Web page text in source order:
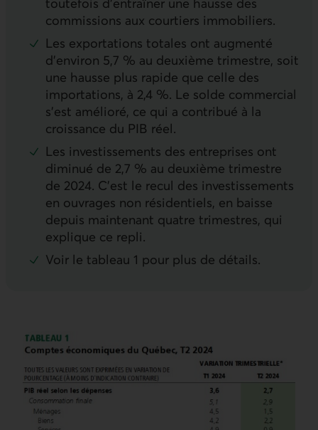
commissions aux courtiers immobiliers.
Les exportations totales ont augmenté
d’environ 5,7 % au deuxième trimestre, soit
une hausse plus rapide que celle des
importations, à 2,4 %. Le solde commercial
s’est amélioré, ce qui a contribué à la
croissance du PIB réel.
Les investissements des entreprises ont
diminué de 2,7 % au deuxième trimestre
de 2024. C’est le recul des investissements
en ouvrages non résidentiels, en baisse
depuis maintenant quatre trimestres, qui
explique ce repli.
Voir le tableau 1 pour plus de détails.